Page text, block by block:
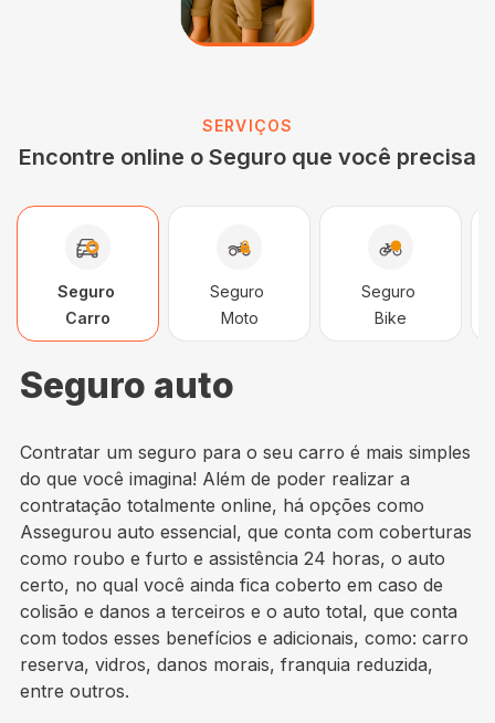
SERVIÇOS
Encontre online o Seguro que você precisa
Seguro
Carro
Seguro
Moto
Seguro
Bike
Seguro auto
Contratar um seguro para o seu carro é mais simples
do que você imagina! Além de poder realizar a
contratação totalmente online, há opções como
Assegurou auto essencial, que conta com coberturas
como roubo e furto e assistência 24 horas, o auto
certo, no qual você ainda fica coberto em caso de
colisão e danos a terceiros e o auto total, que conta
com todos esses benefícios e adicionais, como: carro
reserva, vidros, danos morais, franquia reduzida,
entre outros.